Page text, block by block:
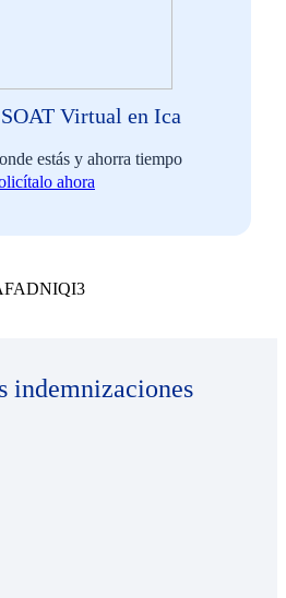
Virtual en Ica
estás y ahorra tiempo
ahora
indemnizaciones